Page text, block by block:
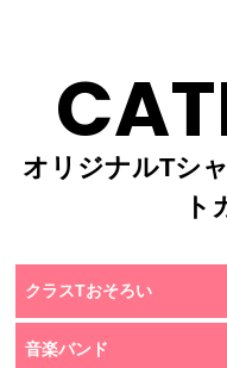
オリジナルTシ
ト
クラスTおそろい
音楽バンド